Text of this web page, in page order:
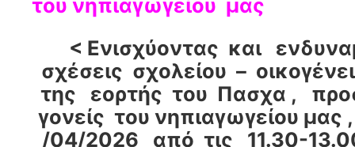
του νηπιαγωγείου μας
< Ενισχύοντας και
σχέσεις σχολείου –
της εορτής του Πασχα ,
γονείς του νηπιαγωγείου μας ,
/04/2026 από τις 11.30-